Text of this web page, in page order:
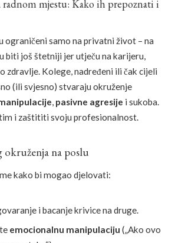
radnom mjestu: Kako ih prepoznati i
ograničeni samo na privatni život – na
biti još štetniji jer utječu na karijeru,
zdravlje. Kolege, nadređeni ili čak cijeli
(ili svjesno) stvaraju okruženje
, pasivne agresije i sukoba.
i zaštititi svoju profesionalnost.
na poslu
kako bi mogao djelovati:
i bacanje krivice na druge.
emocionalnu manipulaciju („Ako ovo